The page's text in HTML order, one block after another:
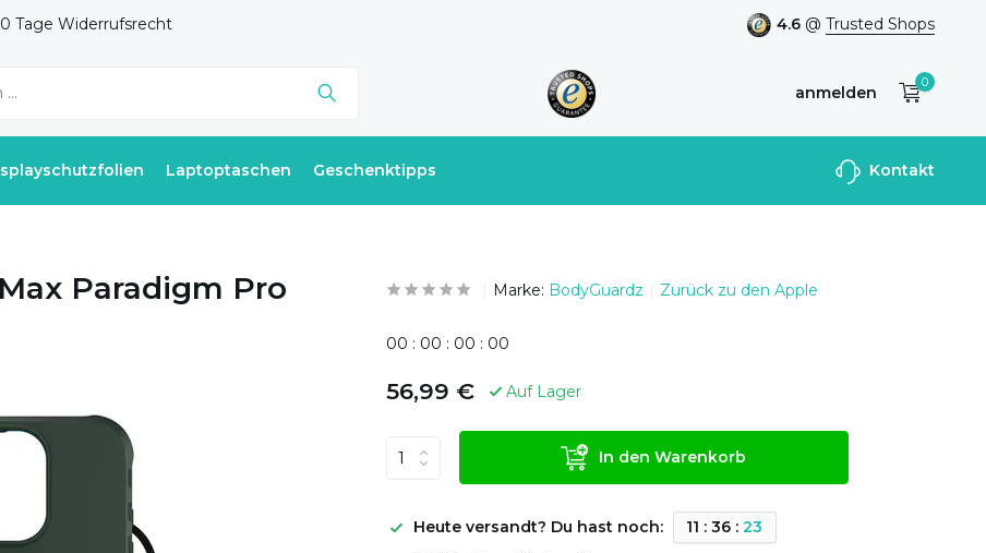
Tage Widerrufsrecht 4.6 @ Trusted Shops
anmelden
Benutzerkonto
0
Laptoptaschen Geschenktipps Kontakt
Paradigm Pro
Marke: BodyGuardz Zurück zu den Apple
00 : 00 : 00 : 00
56,99 € Auf Lager
In den Warenkorb
Heute versandt? Du hast noch: 11 :36 :22